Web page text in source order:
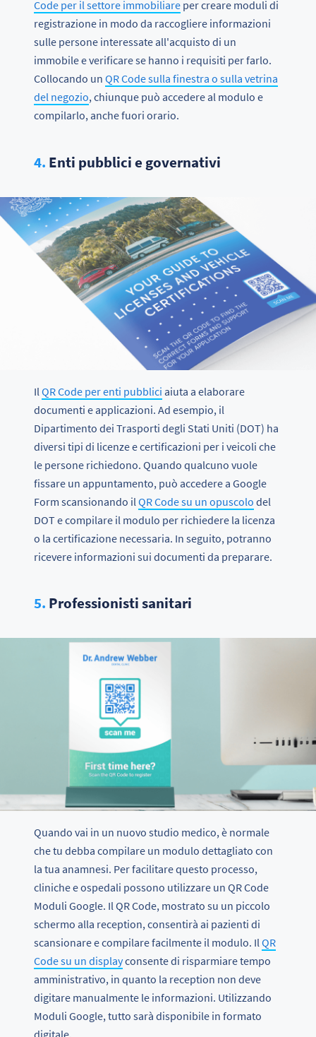
Code per il settore immobiliare per creare moduli di
registrazione in modo da raccogliere informazioni
sulle persone interessate all'acquisto di un
immobile e verificare se hanno i requisiti per farlo.
Collocando un QR Code sulla finestra o sulla vetrina
del negozio, chiunque può accedere al modulo e
compilarlo, anche fuori orario.
4. Enti pubblici e governativi
Il QR Code per enti pubblici aiuta a elaborare
documenti e applicazioni. Ad esempio, il
Dipartimento dei Trasporti degli Stati Uniti (DOT) ha
diversi tipi di licenze e certificazioni per i veicoli che
le persone richiedono. Quando qualcuno vuole
fissare un appuntamento, può accedere a Google
Form scansionando il QR Code su un opuscolo del
DOT e compilare il modulo per richiedere la licenza
o la certificazione necessaria. In seguito, potranno
ricevere informazioni sui documenti da preparare.
5. Professionisti sanitari
Quando vai in un nuovo studio medico, è normale
che tu debba compilare un modulo dettagliato con
la tua anamnesi. Per facilitare questo processo,
cliniche e ospedali possono utilizzare un QR Code
Moduli Google. Il QR Code, mostrato su un piccolo
schermo alla reception, consentirà ai pazienti di
scansionare e compilare facilmente il modulo. Il QR
Code su un displayconsente di risparmiare tempo
amministrativo, in quanto la reception non deve
digitare manualmente le informazioni. Utilizzando
Moduli Google, tutto sarà disponibile in formato
digitale.